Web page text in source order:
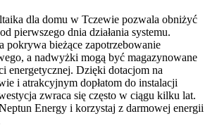
dla domu w Tczewie pozwala obniżyć
pierwszego dnia działania systemu.
pokrywa bieżące zapotrzebowanie
a nadwyżki mogą być magazynowane
energetycznej. Dzięki dotacjom na
i atrakcyjnym dopłatom do instalacji
zwraca się często w ciągu kilku lat.
Energy i korzystaj z darmowej energii